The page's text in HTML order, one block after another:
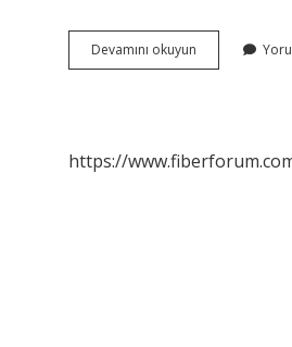
Devamını okuyun Hamilelikte
Sütyen
https://